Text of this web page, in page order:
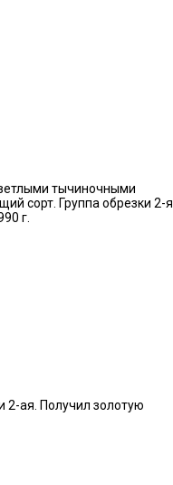
тычиночными
сорт. Группа обрезки 2-я.
г.
2-ая. Получил золотую